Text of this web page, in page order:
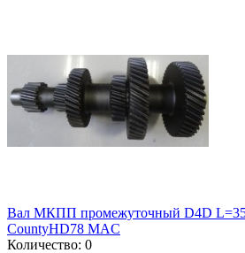
Вал МКПП промежуточный D4D
CountyHD78 MAC
Количество: 0